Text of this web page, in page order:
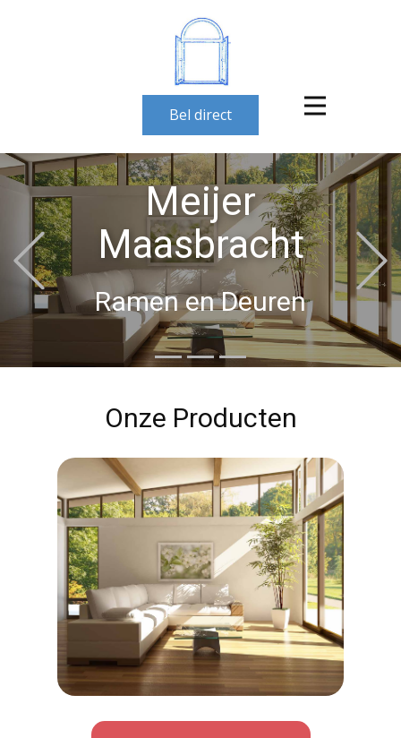
Bel direct
Meijer
Maasbracht
Ramen en Deuren
Previous
Onze Producten